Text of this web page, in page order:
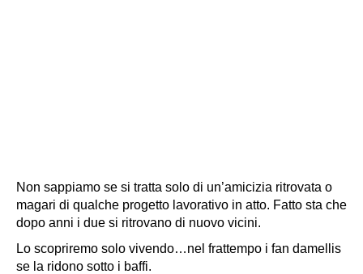
Non sappiamo se si tratta solo di un’amicizia ritrovata o
magari di qualche progetto lavorativo in atto. Fatto sta che
dopo anni i due si ritrovano di nuovo vicini.
Lo scopriremo solo vivendo…nel frattempo i fan damellis
se la ridono sotto i baffi.